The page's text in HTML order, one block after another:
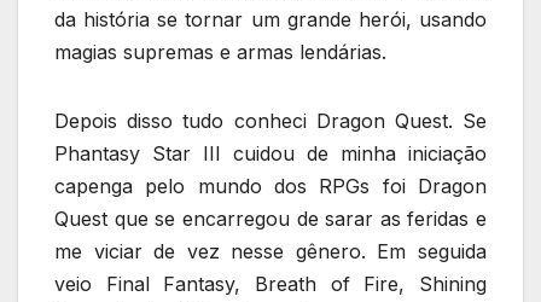
da história se tornar um grande herói, usando
magias supremas e armas lendárias.
Depois disso tudo conheci Dragon Quest. Se
Phantasy Star III cuidou de minha iniciação
capenga pelo mundo dos RPGs foi Dragon
Quest que se encarregou de sarar as feridas e
me viciar de vez nesse gênero. Em seguida
veio Final Fantasy, Breath of Fire, Shining